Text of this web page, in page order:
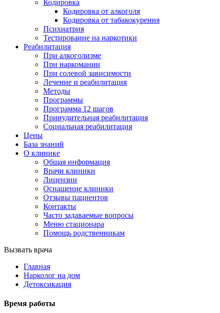
Кодировка
Кодировка от алкоголя
Кодировка от табакокурения
Психиатрия
Тестирование на наркотики
Реабилитация
При алкоголизме
При наркомании
При солевой зависимости
Лечение и реабилитация
Методы
Программы
Программа 12 шагов
Принудительная реабилитация
Социальная реабилитация
Цены
База знаний
О клинике
Общая информация
Врачи клиники
Лицензии
Оснащение клиники
Отзывы пациентов
Контакты
Часто задаваемые вопросы
Меню стационара
Помощь родственникам
Вызвать врача
Главная
Нарколог на дом
Детоксикация
Время работы